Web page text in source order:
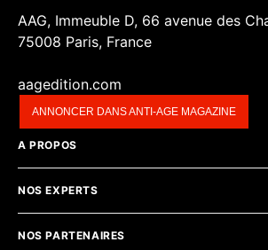
AAG, Immeuble D, 66 avenue des
75008 Paris, France
aagedition.com
ANNONCER DANS ANTI-AGE MAGAZINE
A PROPOS
NOS EXPERTS
NOS PARTENAIRES